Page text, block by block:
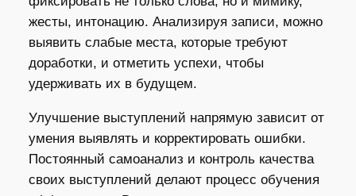
жесты, интонацию. Анализируя записи, можно
выявить слабые места, которые требуют
доработки, и отметить успехи, чтобы
удерживать их в будущем.
Улучшение выступлений напрямую зависит от
умения выявлять и корректировать ошибки.
Постоянный самоанализ и контроль качества
своих выступлений делают процесс обучения